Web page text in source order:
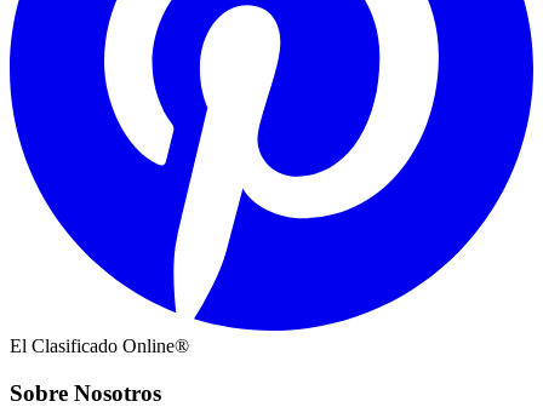
El Clasificado Online®
Sobre Nosotros